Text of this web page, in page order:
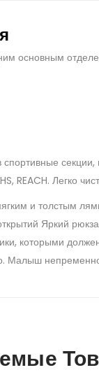
основным
Легко
и толстым
Яркий
которыми
непременно